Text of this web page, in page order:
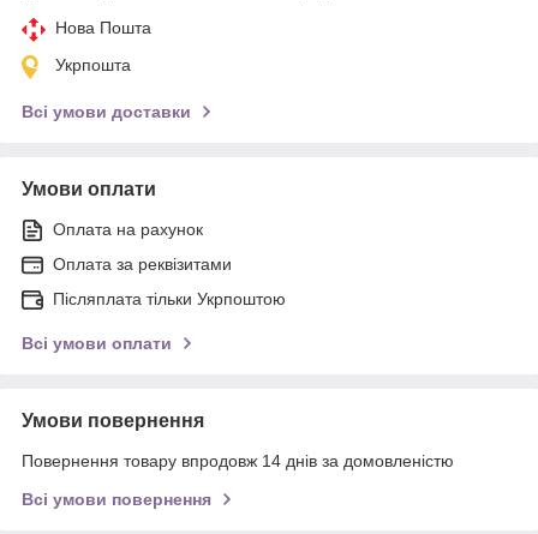
Нова Пошта
Укрпошта
Всі умови доставки
Умови оплати
Оплата на рахунок
Оплата за реквізитами
Післяплата тільки Укрпоштою
Всі умови оплати
Умови повернення
Повернення товару впродовж 14 днів за домовленістю
Всі умови повернення